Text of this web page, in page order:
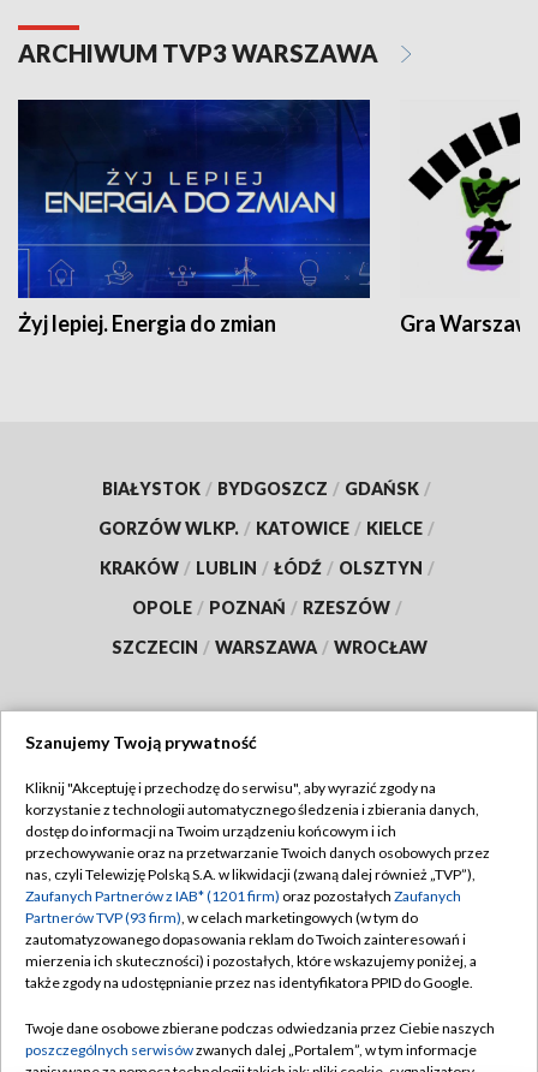
ARCHIWUM TVP3 WARSZAWA
Żyj lepiej. Energia do zmian Gra
BIAŁYSTOK / BYDGOSZCZ / GDAŃSK /
GORZÓW WLKP. / KATOWICE / KIELCE /
KRAKÓW / LUBLIN / ŁÓDŹ / OLSZTYN /
OPOLE / POZNAŃ / RZESZÓW /
SZCZECIN / WARSZAWA / WROCŁAW
TVP
Abonament TVP
Emisja w TVP
Centrum informacji TVP
Naziemna Telewizja Cyfrowa
Rada Programowa
Regulamin TVP
Polityka prywatności
Moje zgody
Pomoc
Kontakt
Szanujemy Twoją prywatność
Kliknij "Akceptuję i przechodzę do serwisu", aby wyrazić zgody na
korzystanie z technologii automatycznego śledzenia i zbierania danych,
dostęp do informacji na Twoim urządzeniu końcowym i ich
przechowywanie oraz na przetwarzanie Twoich danych osobowych przez
nas, czyli Telewizję Polską S.A. w likwidacji (zwaną dalej również „TVP”),
Zaufanych Partnerów z IAB* (1201 firm) oraz pozostałych Zaufanych
Partnerów TVP (93 firm), w celach marketingowych (w tym do
zautomatyzowanego dopasowania reklam do Twoich zainteresowań i
mierzenia ich skuteczności) i pozostałych, które wskazujemy poniżej, a
także zgody na udostępnianie przez nas identyfikatora PPID do Google.
Twoje dane osobowe zbierane podczas odwiedzania przez Ciebie naszych
poszczególnych serwisówzwanych dalej „Portalem”, w tym informacje